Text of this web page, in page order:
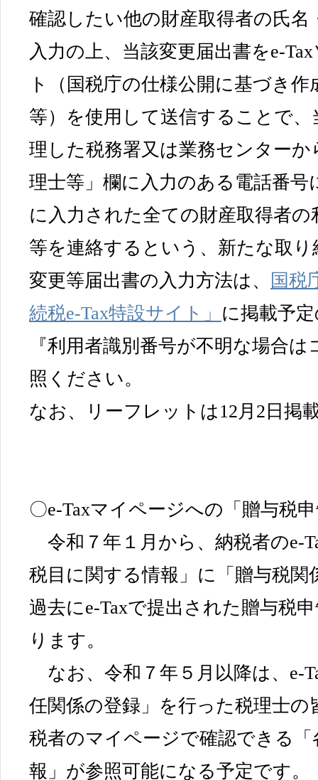
確認したい他の財産取得者の氏名
入力の上、当該変更届出書をe-
ト（国税庁の仕様公開に基づき
等）を使用して送信することで
理した税務署又は業務センターか
理士等」欄に入力のある電話番号
に入力された全ての財産取得者の
等を連絡するという、新たな取
変更等届出書の入力方法は、
国税
続税e-Tax特設サイト」 に掲載予
『利用者識別番号が不明な場合
照ください。
なお、リーフレットは12月2日掲
〇e-Taxマイページへの「贈与税
令和７年１月から、納税者のe-
税目に関する情報」に「贈与税関
過去にe-Taxで提出された贈与税
ります。
なお、令和７年５月以降は、e-
任関係の登録」を行った税理士の
税者のマイページで確認できる
報」が参照可能になる予定です。